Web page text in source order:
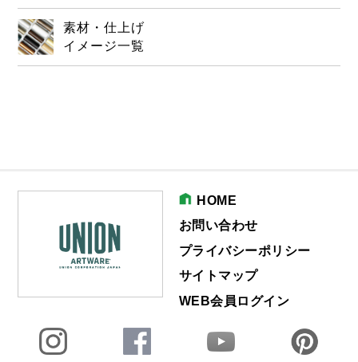
素材・仕上げ
イメージ一覧
HOME
お問い合わせ
プライバシーポリシー
サイトマップ
WEB会員ログイン